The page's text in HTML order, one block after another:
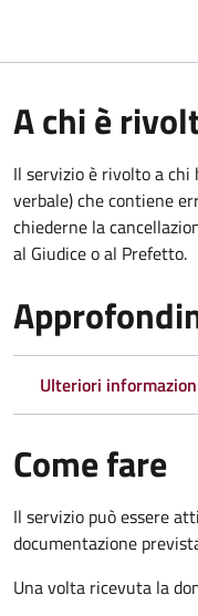
A chi è
Il servizio è rivolto a
verbale) che contiene
chiederne la
al Giudice o al Prefetto.
Ulteriori
Come fare
Il servizio può essere
documentazione
Una volta ricevuta la